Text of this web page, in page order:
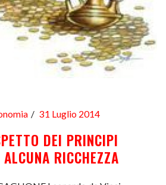
31 Luglio 2014
DEI PRINCIPI
RICCHEZZA